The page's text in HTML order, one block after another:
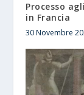
Processo
in Francia
30 Novembre